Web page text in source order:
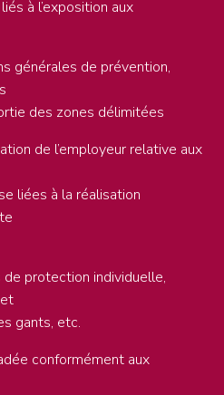
à l’exposition aux
générales de prévention,
des zones délimitées
de l’employeur relative aux
liées à la réalisation
protection individuelle,
gants, etc.
conformément aux